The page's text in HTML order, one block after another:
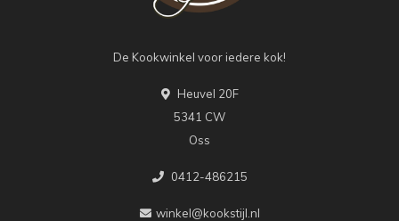
De Kookwinkel voor iedere kok!
Heuvel 20F
5341 CW
Oss
0412-486215
winkel@kookstijl.nl